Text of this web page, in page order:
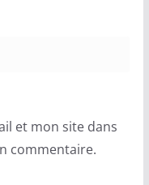
et mon site dans
commentaire.